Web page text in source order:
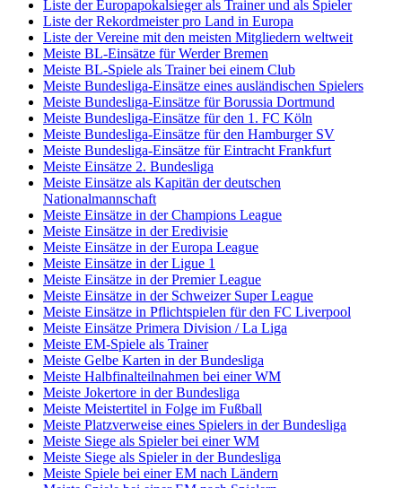
Liste der Europapokalsieger als Trainer und als Spieler
Liste der Rekordmeister pro Land in Europa
Liste der Vereine mit den meisten Mitgliedern weltweit
Meiste BL-Einsätze für Werder Bremen
Meiste BL-Spiele als Trainer bei einem Club
Meiste Bundesliga-Einsätze eines ausländischen Spielers
Meiste Bundesliga-Einsätze für Borussia Dortmund
Meiste Bundesliga-Einsätze für den 1. FC Köln
Meiste Bundesliga-Einsätze für den Hamburger SV
Meiste Bundesliga-Einsätze für Eintracht Frankfurt
Meiste Einsätze 2. Bundesliga
Meiste Einsätze als Kapitän der deutschen
Nationalmannschaft
Meiste Einsätze in der Champions League
Meiste Einsätze in der Eredivisie
Meiste Einsätze in der Europa League
Meiste Einsätze in der Ligue 1
Meiste Einsätze in der Premier League
Meiste Einsätze in der Schweizer Super League
Meiste Einsätze in Pflichtspielen für den FC Liverpool
Meiste Einsätze Primera Division / La Liga
Meiste EM-Spiele als Trainer
Meiste Gelbe Karten in der Bundesliga
Meiste Halbfinalteilnahmen bei einer WM
Meiste Jokertore in der Bundesliga
Meiste Meistertitel in Folge im Fußball
Meiste Platzverweise eines Spielers in der Bundesliga
Meiste Siege als Spieler bei einer WM
Meiste Siege als Spieler in der Bundesliga
Meiste Spiele bei einer EM nach Ländern